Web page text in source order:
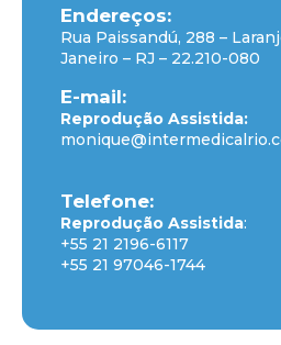
Endereços:
Rua Paissandú, 288 –
Janeiro – RJ – 22.210-080
E-mail:
Reprodução Assistida:
Telefone:
Reprodução Assistida:
+55 21 2196-6117
+55 21 97046-1744